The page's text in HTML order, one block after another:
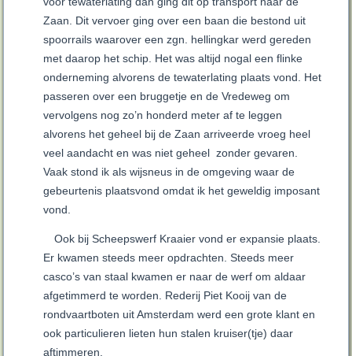
Zaan. Dit vervoer ging over een baan die bestond uit
spoorrails waarover een zgn. hellingkar werd gereden
met daarop het schip. Het was altijd nogal een flinke
onderneming alvorens de tewaterlating plaats vond. Het
passeren over een bruggetje en de Vredeweg om
vervolgens nog zo’n honderd meter af te leggen
alvorens het geheel bij de Zaan arriveerde vroeg heel
veel aandacht en was niet geheel zonder gevaren.
Vaak stond ik als wijsneus in de omgeving waar de
gebeurtenis plaatsvond omdat ik het geweldig imposant
vond.
Ook bij Scheepswerf Kraaier vond er expansie plaats.
Er kwamen steeds meer opdrachten. Steeds meer
casco’s van staal kwamen er naar de werf om aldaar
afgetimmerd te worden. Rederij Piet Kooij van de
rondvaartboten uit Amsterdam werd een grote klant en
ook particulieren lieten hun stalen kruiser(tje) daar
aftimmeren.